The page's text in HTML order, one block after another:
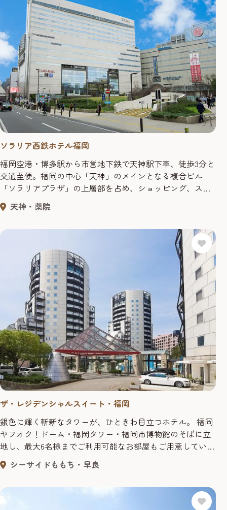
ソラリア西鉄ホテル福岡
福岡空港・博多駅から市営地下鉄で天神駅下車、徒歩3分と
交通至便。福岡の中心「天神」のメインとなる複合ビル
「ソラリアプラザ」の上層部を占め、ショッピング、ス
ポーツ、シネマ等も楽しめます。ビジネスはもとより、観
光コンベンションの拠点としても最適なコミュニティーホ
ラン）】 オープンキッチンの臨場感あふれる演出とNYスタ
イルのグリル料理...
天神・薬院
ザ・レジデンシャルスイート・福岡
銀色に輝く斬新なタワーが、ひときわ目立つホテル。 福岡
ヤフオク！ドーム・福岡タワー・福岡市博物館のそばに立
地し、最大6名様までご利用可能なお部屋もご用意していま
す。 グループ・ファミリーのご利用に最適です。 広い室内
には全室にミニキッチン・乾燥機付洗濯機・電子レンジま
ストラン「ヴァンテアン」】プールサイドに面した開放感
シーサイドももち・早良